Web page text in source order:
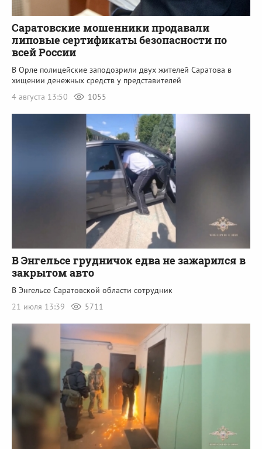
Саратовские мошенники продавали
липовые сертификаты безопасности по
всей России
В Орле полицейские заподозрили двух жителей Саратова в
хищении денежных средств у представителей
4 августа 13:50
1055
В Энгельсе грудничок едва не зажарился в
закрытом авто
В Энгельсе Саратовской области сотрудник
21 июля 13:39
5711